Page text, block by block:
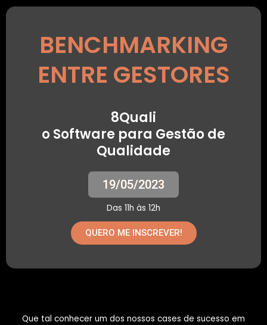
BENCHMARKING
ENTRE GESTORES
8Quali
o Software para Gestão de
Qualidade
19/05/2023
Das 11h às 12h
QUERO ME INSCREVER!
Que tal conhecer um dos nossos cases de sucesso em